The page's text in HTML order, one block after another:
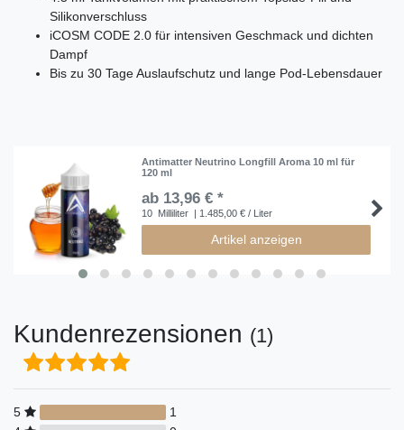
Silikonverschluss
iCOSM CODE 2.0 für intensiven Geschmack und dichten
Dampf
Bis zu 30 Tage Auslaufschutz und lange Pod-Lebensdauer
Antimatter Neutrino Longfill Aroma 10 ml für
120 ml
ab 13,96 € *
10 Milliliter | 1.485,00 € / Liter
Artikel anzeigen
Kundenrezensionen (1)
5
1